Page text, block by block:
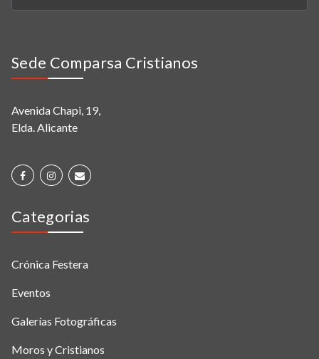
Sede Comparsa Cristianos
Avenida Chapi, 19,
Elda. Alicante
Categorias
Crónica Festera
Eventos
Galerías Fotográficas
Moros y Cristianos